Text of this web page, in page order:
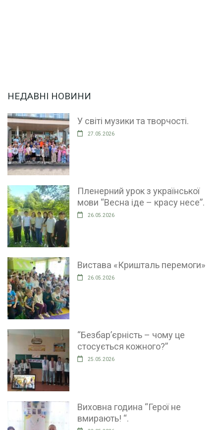
НЕДАВНІ НОВИНИ
У світі музики та творчості.
27.05.2026
Пленерний урок з української
мови “Весна іде – красу несе”.
26.05.2026
Вистава «Кришталь перемоги»
26.05.2026
“Безбар’єрність – чому це
стосується кожного?”
25.05.2026
Виховна година “Герої не
вмирають! “.